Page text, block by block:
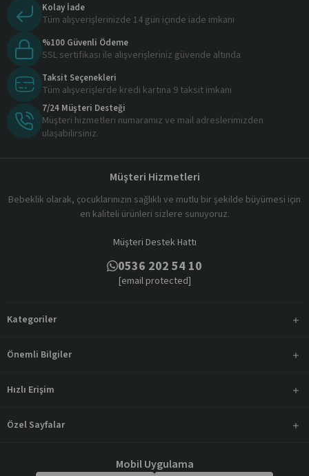
Kolay İade
Tüm alışverişlerinizde 14 gün içinde iade imkanı
%100 Güvenli Ödeme
SSL sertifikası ile alışverişleriniz güvende altında
Taksit Seçenekleri
Tüm alışverişlerde kredi kartına 9 taksit imkanı
7/24 Müşteri Desteği
Müşteri hizmetleri numaramız ve mail adreslerimizden
ulaşabilirsiniz.
Müşteri Hizmetleri
Bebeklik olarak, çocuklarınızın sağlıklı ve mutlu bir şekilde büyümesi için
en kaliteli ürünleri sizlere sunuyoruz.
Müşteri Destek Hattı
0536 202 54 10
[email protected]
Kategoriler
Önemli Bilgiler
Hızlı Erişim
Özel Sayfalar
Mobil Uygulama